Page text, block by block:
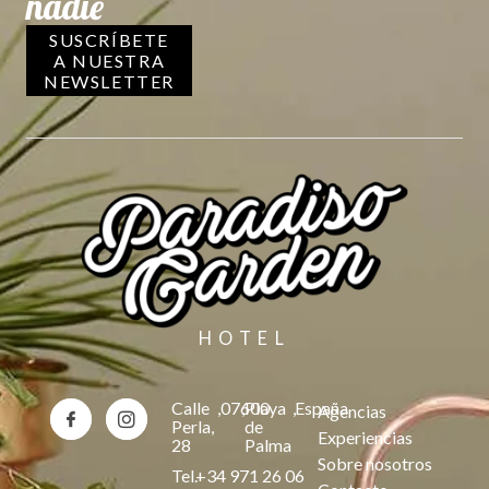
SUSCRÍBETE
A NUESTRA
NEWSLETTER
HOTEL
Calle
Perla,
28
,07600
,Playa
de
Palma
,España
Tel.+34 971 26 06
Agencias
Experiencias
Sobre nosotros